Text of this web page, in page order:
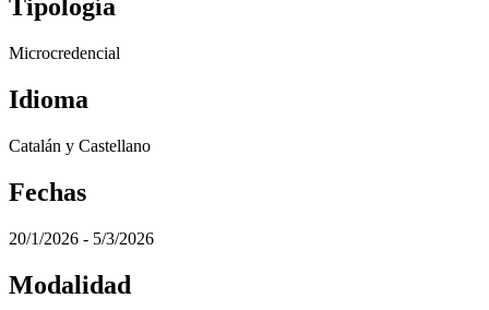
Tipología
Microcredencial
Idioma
Catalán y Castellano
Fechas
20/1/2026 - 5/3/2026
Modalidad